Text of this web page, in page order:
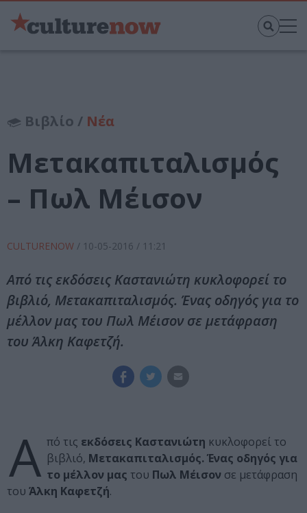
Βιβλίο / Νέα
Μετακαπιταλισμός
– Πωλ Μέισον
CULTURENOW / 10-05-2016 / 11:21
Από τις εκδόσεις Καστανιώτη κυκλοφορεί το
βιβλιό, Μετακαπιταλισμός. Ένας οδηγός για το
μέλλον μας του Πωλ Μέισον σε μετάφραση
του Άλκη Καφετζή.
Α πό τις εκδόσεις Καστανιώτη κυκλοφορεί το
βιβλιό, Μετακαπιταλισμός. Ένας οδηγός για
το μέλλον μας του Πωλ Μέισον σε μετάφραση
του Άλκη Καφετζή.